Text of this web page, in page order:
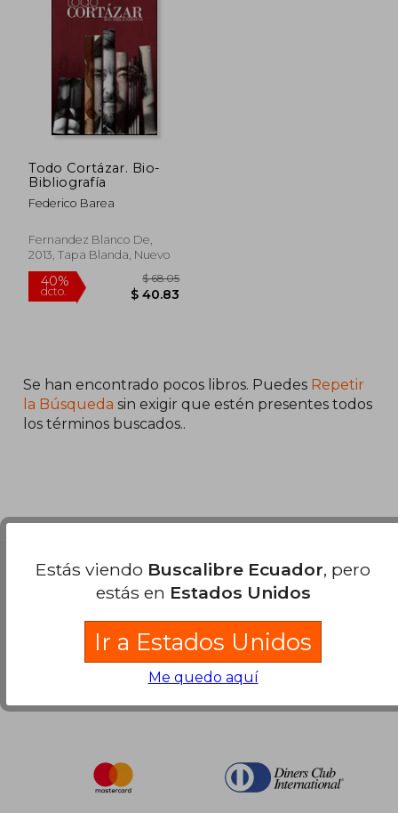
Todo Cortázar. Bio-
Bibliografía
Federico Barea
Fernandez Blanco De,
2013, Tapa Blanda, Nuevo
40%
dcto.
$ 68.05
$ 40.83
Se han encontrado pocos libros. Puedes Repetir
la Búsqueda sin exigir que estén presentes todos
los términos buscados..
Nuestras Formas de Pago
Estás viendo Buscalibre Ecuador, pero
estás en Estados Unidos
Ir a Estados Unidos
Me quedo aquí